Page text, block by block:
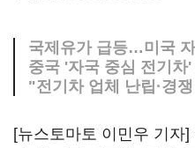
국제유가 급등…미국
중국 '자국 중심 전기차
"전기차 업체 난립·경
[뉴스토마토 이민우 기자